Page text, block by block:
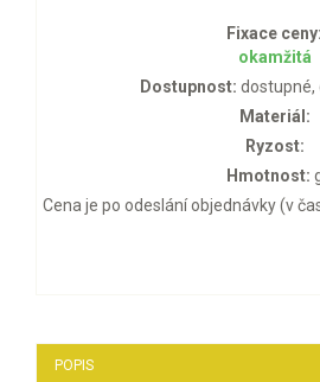
Fixace ceny:
okamžitá
Dostupnost: dostupné,
Materiál:
Ryzost:
Hmotnost:
Cena je po odeslání objednávky (v
POPIS